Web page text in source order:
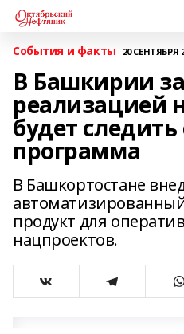
События и факты 20 СЕНТЯБРЯ
В Башкирии за
реализацией
будет
программа
В Башкортостане
продукт для
нацпроектов.